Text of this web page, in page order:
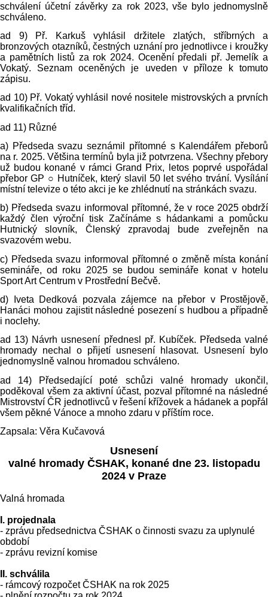
schválení účetní závěrky za rok 2023, vše bylo jednomyslně
schváleno.
ad 9) Př. Karkuš vyhlásil držitele zlatých, stříbrných a
bronzových otazníků, čestných uznání pro jednotlivce i kroužky
a pamětních listů za rok 2024. Ocenění předali př. Jemelík a
Vokatý. Seznam oceněných je uveden v příloze k tomuto
zápisu.
ad 10) Př. Vokatý vyhlásil nové nositele mistrovských a prvních
kvalifikačních tříd.
ad 11) Různé
a) Předseda svazu seznámil přítomné s Kalendářem přeborů
na r. 2025. Většina termínů byla již potvrzena. Všechny přebory
už budou konané v rámci Grand Prix, letos poprvé uspořádal
přebor GP ○ Hutníček, který slavil 50 let svého trvání. Vysílání
místní televize o této akci je ke zhlédnutí na stránkách svazu.
b) Předseda svazu informoval přítomné, že v roce 2025 obdrží
každý člen výroční tisk Začínáme s hádankami a pomůcku
Hutnický slovník, Členský zpravodaj bude zveřejněn na
svazovém webu.
c) Předseda svazu informoval přítomné o změně místa konání
semináře, od roku 2025 se budou semináře konat v hotelu
Sport Art Centrum v Prostřední Bečvě.
d) Iveta Dedková pozvala zájemce na přebor v Prostějově,
Hanáci mohou zajistit následné posezení s hudbou a případně
i noclehy.
ad 13) Návrh usnesení přednesl př. Kubíček. Předseda valné
hromady nechal o přijetí usnesení hlasovat. Usnesení bylo
jednomyslně valnou hromadou schváleno.
ad 14) Předsedající poté schůzi valné hromady ukončil,
poděkoval všem za aktivní účast, pozval přítomné na následné
Mistrovství ČR jednotlivců v řešení křížovek a hádanek a popřál
všem pěkné Vánoce a mnoho zdaru v příštím roce.
Zapsala: Věra Kučavová
Usnesení
valné hromady ČSHAK, konané dne 23. listopadu
2024 v Praze
Valná hromada
I. projednala
- zprávu předsednictva ČSHAK o činnosti svazu za uplynulé
období
- zprávu revizní komise
II. schválila
- rámcový rozpočet ČSHAK na rok 2025